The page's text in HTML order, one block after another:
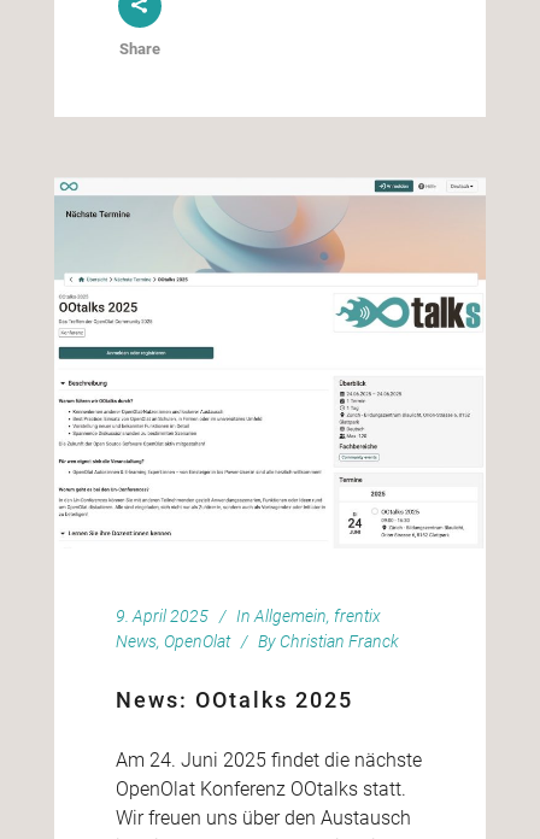
Share
9. April 2025 In Allgemein, frentix
News, OpenOlat By Christian Franck
News: OOtalks 2025
Am 24. Juni 2025 findet die nächste
OpenOlat Konferenz OOtalks statt.
Wir freuen uns über den Austausch